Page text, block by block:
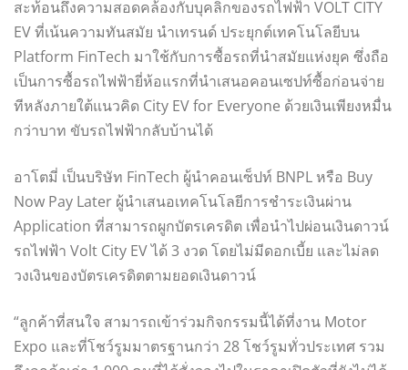
สะท้อนถึงความสอดคล้องกับบุคลิกของรถไฟฟ้า VOLT CITY
EV ที่เน้นความทันสมัย นำเทรนด์ ประยุกต์เทคโนโลยีบน
Platform FinTech มาใช้กับการซื้อรถที่นำสมัยแห่งยุค ซึ่งถือ
เป็นการซื้อรถไฟฟ้ายี่ห้อแรกที่นำเสนอคอนเซปท์ซื้อก่อนจ่าย
ทีหลังภายใต้แนวคิด City EV for Everyone ด้วยเงินเพียงหมื่น
กว่าบาท ขับรถไฟฟ้ากลับบ้านได้
อาโตมี่ เป็นบริษัท FinTech ผู้นำคอนเซ็ปท์ BNPL หรือ Buy
Now Pay Later ผู้นำเสนอเทคโนโลยีการชำระเงินผ่าน
Application ที่สามารถผูกบัตรเครดิต เพื่อนำไปผ่อนเงินดาวน์
รถไฟฟ้า Volt City EV ได้ 3 งวด โดยไม่มีดอกเบี้ย และไม่ลด
วงเงินของบัตรเครดิตตามยอดเงินดาวน์
“ลูกค้าที่สนใจ สามารถเข้าร่วมกิจกรรมนี้ได้ที่งาน Motor
Expo และที่โชว์รูมมาตรฐานกว่า 28 โชว์รูมทั่วประเทศ รวม